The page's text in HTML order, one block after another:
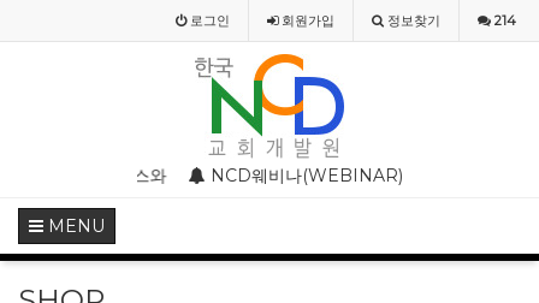
로그인 회원가입 정보찾기 214
NCD웨비나(WEBINAR) 2020 4월 특별 강의
MENU